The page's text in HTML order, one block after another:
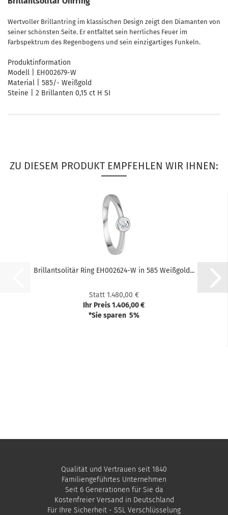
Wertvoller Brillantring im klassischen Design zeigt den Diamanten von
seiner schönsten Seite. Er entfaltet sein herrliches Feuer im
Farbspektrum des Regenbogens und sein einzigartiges Funkeln.
Produktinformation
Modell | EH002679-W
Material | 585/- Weißgold
Steine | 2 Brillanten 0,15 ct H SI
ZU DIESEM PRODUKT EMPFEHLEN WIR IHNEN:
Bril­lant­so­li­tär Ring EH002624-​​W in 585 Weiß­gold...
Statt 1.480,00 €
Ihr Preis 1.406,00 €
*Sie sparen 5%
Qualität und Vertrauen seit 1840
Familiengeführtes Unternehmen
Seit 6 Generationen für Sie da
Kostenfreier Versand in Deutschland
Für Ihre Sicherheit - SSL Verschlüsselung